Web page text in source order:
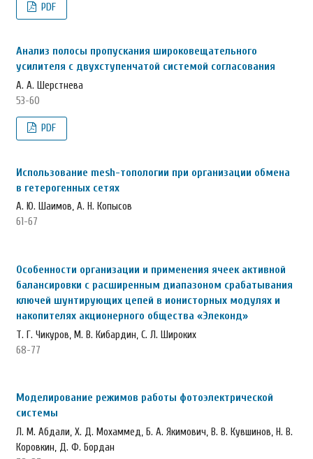
PDF
Анализ полосы пропускания широковещательного
усилителя с двухступенчатой системой согласования
А. А. Шерстнева
53-60
PDF
Использование mesh-топологии при организации обмена
в гетерогенных сетях
А. Ю. Шаимов, А. Н. Копысов
61-67
Особенности организации и применения ячеек активной
балансировки с расширенным диапазоном срабатывания
ключей шунтирующих цепей в ионисторных модулях и
накопителях акционерного общества «Элеконд»
Т. Г. Чикуров, М. В. Кибардин, С. Л. Широких
68-77
Моделирование режимов работы фотоэлектрической
системы
Л. М. Абдали, Х. Д. Мохаммед, Б. А. Якимович, В. В. Кувшинов, Н. В.
Коровкин, Д. Ф. Бордан